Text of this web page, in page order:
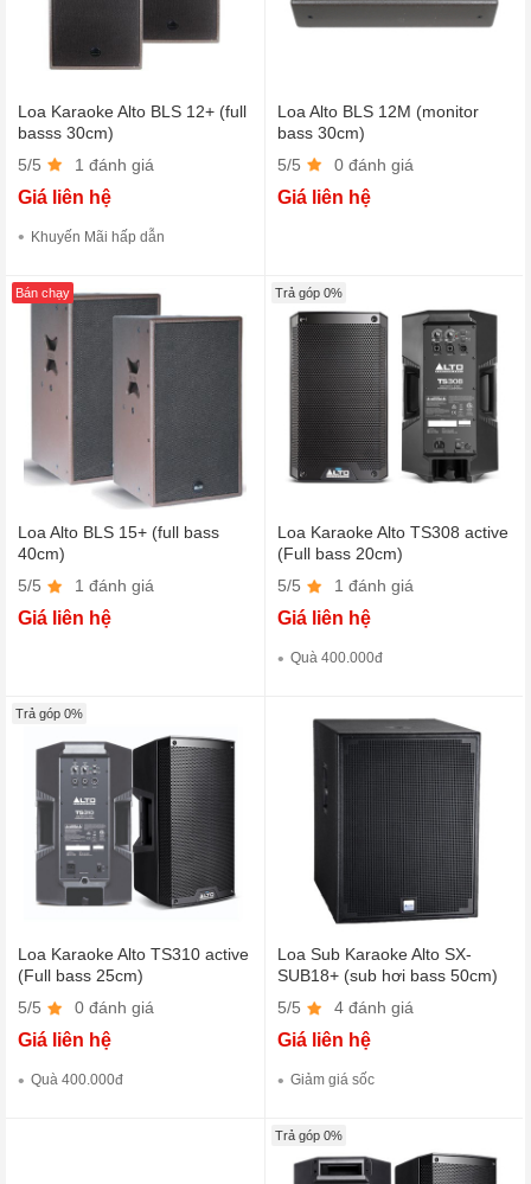
Loa Karaoke Alto BLS 12+ (full
basss 30cm)
5/5
1 đánh giá
Giá liên hệ
Khuyến Mãi hấp dẫn
Loa Alto BLS 12M (monitor
bass 30cm)
5/5
0 đánh giá
Giá liên hệ
Loa Alto BLS 15+ (full bass
40cm)
5/5
1 đánh giá
Giá liên hệ
Bán chạy
Loa Karaoke Alto TS308 active
(Full bass 20cm)
5/5
1 đánh giá
Giá liên hệ
Quà 400.000đ
Trả góp 0%
Loa Karaoke Alto TS310 active
(Full bass 25cm)
5/5
0 đánh giá
Giá liên hệ
Quà 400.000đ
Trả góp 0%
Loa Sub Karaoke Alto SX-
SUB18+ (sub hơi bass 50cm)
5/5
4 đánh giá
Giá liên hệ
Giảm giá sốc
Trả góp 0%